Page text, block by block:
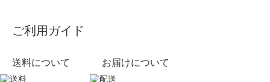
ご利用ガイド
送料について お届けについて